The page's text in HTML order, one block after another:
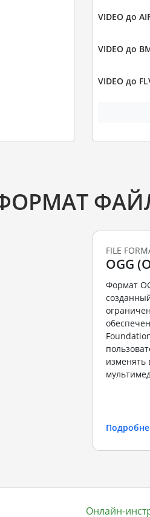
VIDEO до
VIDEO до
VIDEO до
FILE
OGG
Формат
изменять
Онлайн-